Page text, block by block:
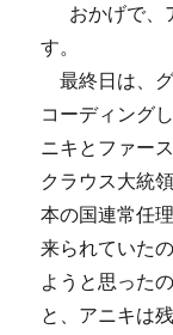
おかげで、
す。
最終日は、
コーディング
ニキとファー
クラウス大統
本の国連常任
来られていた
ようと思った
と、アニキは